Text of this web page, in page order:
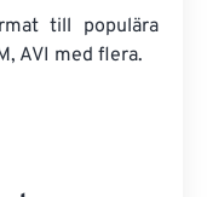
till populära
AVI med flera.